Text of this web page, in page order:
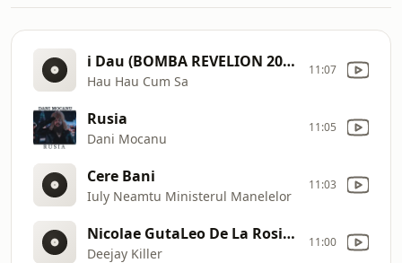
i Dau (BOMBA REVELION 2026)
Hau Hau Cum Sa
11:07
Rusia
Dani Mocanu
11:05
Cere Bani
Iuly Neamtu Ministerul Manelelor
11:03
Nicolae GutaLeo De La RosioriOanaAdnana
Deejay Killer
11:00